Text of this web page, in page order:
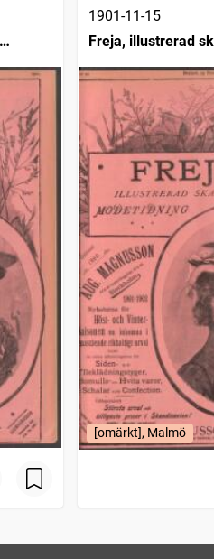
1901-11-15
Freja, illustrerad
modetidning
[omärkt], Malmö